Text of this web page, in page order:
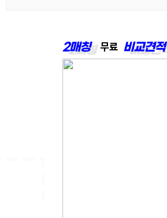
2매칭 무료 비교견적